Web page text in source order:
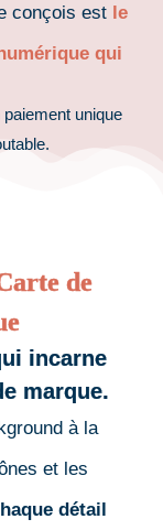
conçois est le
qui
unique
de
incarne
marque.
à la
et les
détail